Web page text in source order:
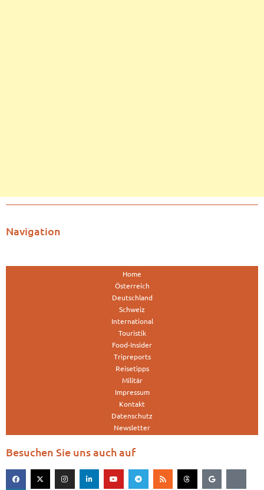
Navigation
Home
Österreich
Deutschland
Schweiz
International
Touristik
Food-Insider
Tripreports
Reisetipps
Militär
Impressum
Kontakt
Datenschutz
Newsletter
Besuchen Sie uns auch auf